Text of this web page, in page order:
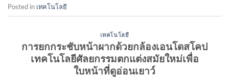
Posted in เทคโนโลยี
เทคโนโลยี
การยกกระชับหน้าผากด้วยกล้องเอนโดสโคป
เทคโนโลยีศัลยกรรมตกแต่งสมัยใหม่เพื่อ
ใบหน้าที่ดูอ่อนเยาว์